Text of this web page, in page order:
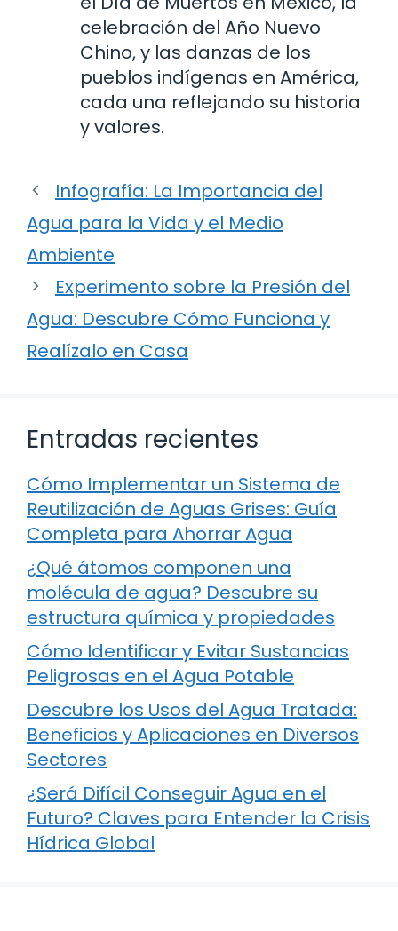
celebración del Año Nuevo
Chino, y las danzas de los
pueblos indígenas en América,
cada una reflejando su historia
y valores.
Infografía: La Importancia del
Agua para la Vida y el Medio
Ambiente
Experimento sobre la Presión del
Agua: Descubre Cómo Funciona y
Realízalo en Casa
Entradas recientes
Cómo Implementar un Sistema de
Reutilización de Aguas Grises: Guía
Completa para Ahorrar Agua
¿Qué átomos componen una
molécula de agua? Descubre su
estructura química y propiedades
Cómo Identificar y Evitar Sustancias
Peligrosas en el Agua Potable
Descubre los Usos del Agua Tratada:
Beneficios y Aplicaciones en Diversos
Sectores
¿Será Difícil Conseguir Agua en el
Futuro? Claves para Entender la Crisis
Hídrica Global